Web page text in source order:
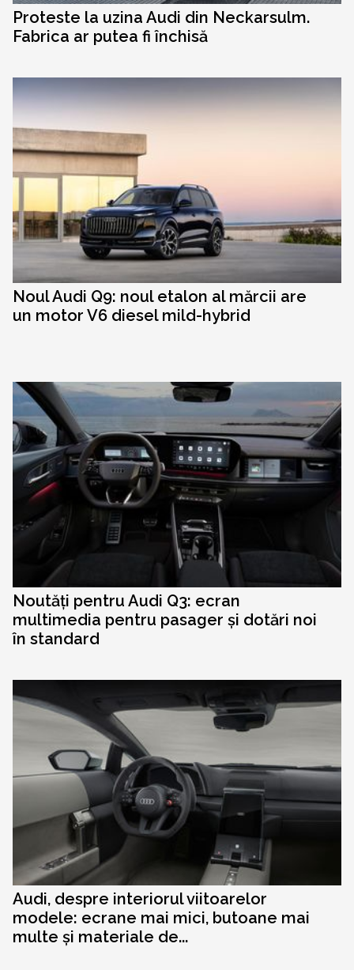
Proteste la uzina Audi din Neckarsulm.
Fabrica ar putea fi închisă
Noul Audi Q9: noul etalon al mărcii are
un motor V6 diesel mild-hybrid
Noutăți pentru Audi Q3: ecran
multimedia pentru pasager și dotări noi
în standard
Audi, despre interiorul viitoarelor
modele: ecrane mai mici, butoane mai
multe și materiale de...